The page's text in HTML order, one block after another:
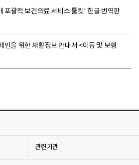
포괄적 보건의료 서비스 툴킷´ 한글 번역판
인을 위한 재활정보 안내서 <이동 및 보행
관련기관